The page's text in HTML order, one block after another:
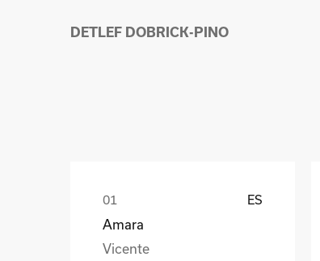
DETLEF DOBRICK-PINO
ES
Amara
Vicente